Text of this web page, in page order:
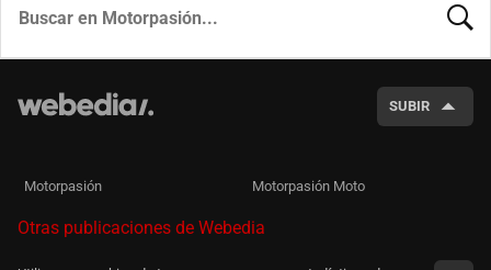
SUBIR
Motorpasión Motorpasión Moto
Otras publicaciones de Webedia